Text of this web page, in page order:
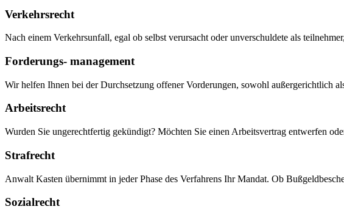
Verkehrsrecht
Nach einem Verkehrsunfall, egal ob selbst verursacht oder unverschuldete als
Forderungs- management
Wir helfen Ihnen bei der Durchsetzung offener Vorderungen, sowohl außergerichtlich
Arbeitsrecht
Wurden Sie ungerechtfertig gekündigt? Möchten Sie einen Arbeitsvertrag entwerfen
Strafrecht
Anwalt Kasten übernimmt in jeder Phase des Verfahrens Ihr Mandat. Ob
Sozialrecht